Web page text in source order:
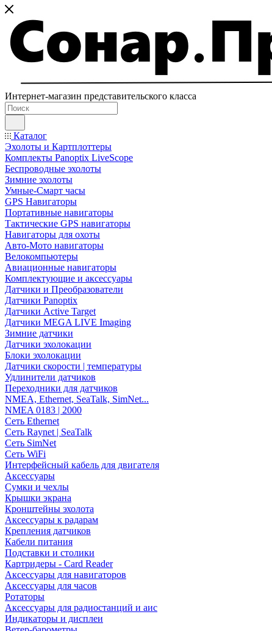
Интернет-магазин представительского класса
Каталог
Эхолоты и Картплоттеры
Комплекты Panoptix LiveScope
Беспроводные эхолоты
Зимние эхолоты
Умные-Смарт часы
GPS Навигаторы
Портативные навигаторы
Тактические GPS навигаторы
Навигаторы для охоты
Авто-Мото навигаторы
Велокомпьютеры
Авиационные навигаторы
Комплектующие и аксессуары
Датчики и Преобразователи
Датчики Panoptix
Датчики Active Target
Датчики MEGA LIVE Imaging
Зимние датчики
Датчики эхолокации
Блоки эхолокации
Датчики скорости | температуры
Удлинители датчиков
Переходники для датчиков
NMEA, Ethernet, SeaTalk, SimNet...
NMEA 0183 | 2000
Сеть Ethernet
Сеть Raynet | SeaTalk
Сеть SimNet
Сеть WiFi
Интерфейсный кабель для двигателя
Аксессуары
Сумки и чехлы
Крышки экрана
Кронштейны эхолота
Аксессуары к радарам
Крепления датчиков
Кабели питания
Подставки и столики
Картридеры - Card Reader
Аксессуары для навигаторов
Аксессуары для часов
Ротаторы
Аксессуары для радиостанций и аис
Индикаторы и дисплеи